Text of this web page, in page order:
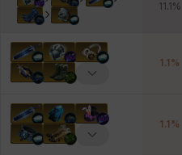
11.1 %
1.1 %
1.1 %